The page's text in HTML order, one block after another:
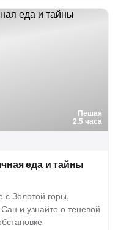
Пешая
2.5 часа
еда и тайны
с Золотой горы,
и узнайте о теневой